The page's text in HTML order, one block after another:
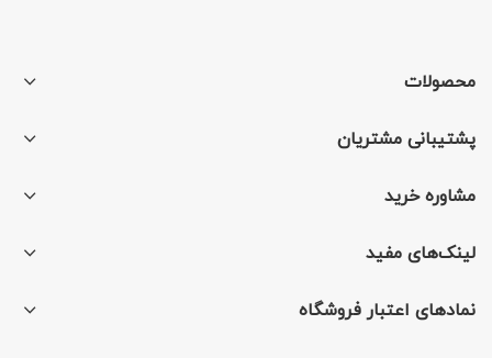
محصولات
پشتیبانی مشتریان
مشاوره خرید
لینک‌های مفید
نمادهای اعتبار فروشگاه